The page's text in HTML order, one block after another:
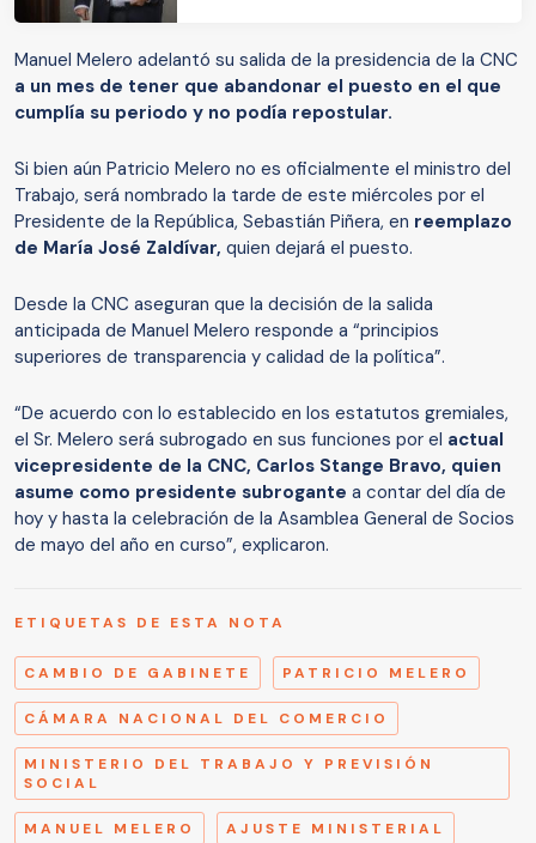
Manuel Melero adelantó su salida de la presidencia de la CNC
a un mes de tener que abandonar el puesto en el que
cumplía su periodo y no podía repostular.
Si bien aún Patricio Melero no es oficialmente el ministro del
Trabajo, será nombrado la tarde de este miércoles por el
Presidente de la República, Sebastián Piñera, en reemplazo
de María José Zaldívar, quien dejará el puesto.
Desde la CNC aseguran que la decisión de la salida
anticipada de Manuel Melero responde a “principios
superiores de transparencia y calidad de la política”.
“De acuerdo con lo establecido en los estatutos gremiales,
el Sr. Melero será subrogado en sus funciones por el actual
vicepresidente de la CNC, Carlos Stange Bravo, quien
asume como presidente subrogante a contar del día de
hoy y hasta la celebración de la Asamblea General de Socios
de mayo del año en curso”, explicaron.
ETIQUETAS DE ESTA NOTA
CAMBIO DE GABINETE PATRICIO MELERO
CÁMARA NACIONAL DEL COMERCIO
MINISTERIO DEL TRABAJO Y PREVISIÓN
SOCIAL
MANUEL MELERO AJUSTE MINISTERIAL